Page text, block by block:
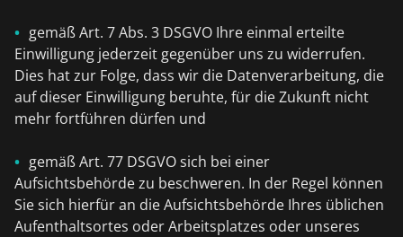
gemäß Art. 7 Abs. 3 DSGVO Ihre einmal erteilte
Einwilligung jederzeit gegenüber uns zu widerrufen.
Dies hat zur Folge, dass wir die Datenverarbeitung, die
auf dieser Einwilligung beruhte, für die Zukunft nicht
mehr fortführen dürfen und
gemäß Art. 77 DSGVO sich bei einer
Aufsichtsbehörde zu beschweren. In der Regel können
Sie sich hierfür an die Aufsichtsbehörde Ihres üblichen
Aufenthaltsortes oder Arbeitsplatzes oder unseres